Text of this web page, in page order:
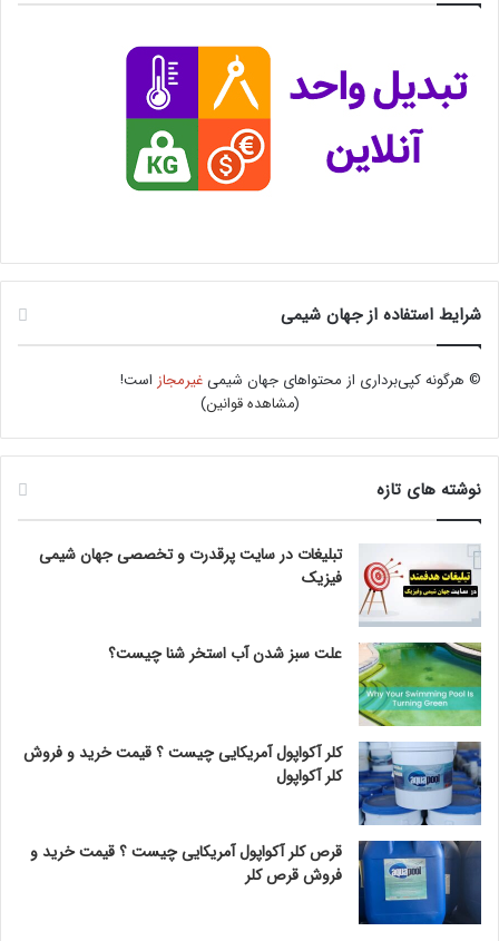
شرایط استفاده از جهان شیمی
© هرگونه کپی‌برداری از محتواهای جهان شیمیغیرمجاز است!
(مشاهده قوانین)
نوشته های تازه
تبلیغات در سایت پرقدرت و تخصصی جهان شیمی
فیزیک
علت سبز شدن آب استخر شنا چیست؟
کلر آکواپول آمریکایی چیست ؟ قیمت خرید و فروش
کلر آکواپول
قرص کلر آکواپول آمریکایی چیست ؟ قیمت خرید و
فروش قرص کلر